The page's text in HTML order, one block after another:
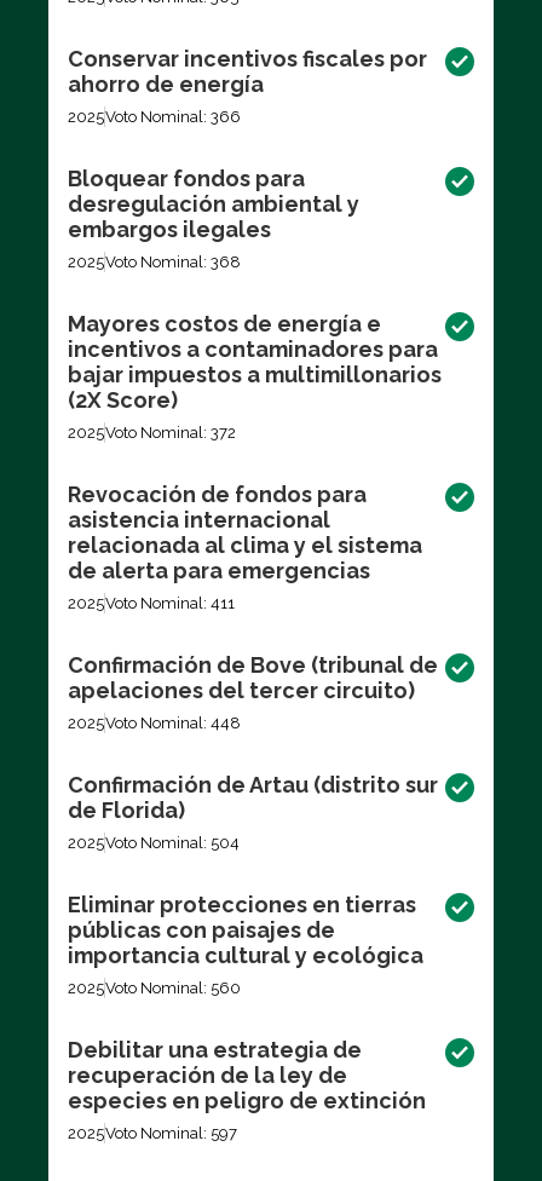
Conservar incentivos fiscales por
ahorro de energía
2025Voto Nominal: 366
Bloquear fondos para
desregulación ambiental y
embargos ilegales
2025Voto Nominal: 368
Mayores costos de energía e
incentivos a contaminadores para
bajar impuestos a multimillonarios
(2X Score)
2025Voto Nominal: 372
Revocación de fondos para
asistencia internacional
relacionada al clima y el sistema
de alerta para emergencias
2025Voto Nominal: 411
Confirmación de Bove (tribunal de
apelaciones del tercer circuito)
2025Voto Nominal: 448
Confirmación de Artau (distrito sur
de Florida)
2025Voto Nominal: 504
Eliminar protecciones en tierras
públicas con paisajes de
importancia cultural y ecológica
2025Voto Nominal: 560
Debilitar una estrategia de
recuperación de la ley de
especies en peligro de extinción
2025Voto Nominal: 597